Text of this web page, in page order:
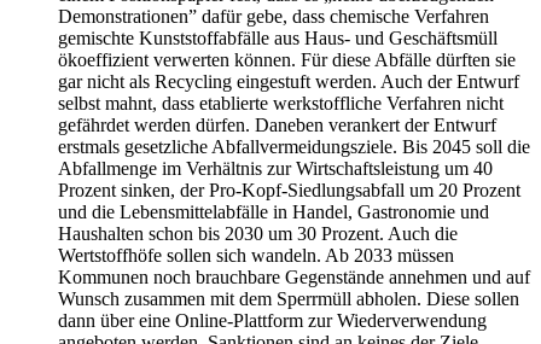
Demonstrationen” dafür gebe, dass chemische Verfahren
gemischte Kunststoffabfälle aus Haus- und Geschäftsmüll
ökoeffizient verwerten können. Für diese Abfälle dürften sie
gar nicht als Recycling eingestuft werden. Auch der Entwurf
selbst mahnt, dass etablierte werkstoffliche Verfahren nicht
gefährdet werden dürfen. Daneben verankert der Entwurf
erstmals gesetzliche Abfallvermeidungsziele. Bis 2045 soll die
Abfallmenge im Verhältnis zur Wirtschaftsleistung um 40
Prozent sinken, der Pro-Kopf-Siedlungsabfall um 20 Prozent
und die Lebensmittelabfälle in Handel, Gastronomie und
Haushalten schon bis 2030 um 30 Prozent. Auch die
Wertstoffhöfe sollen sich wandeln. Ab 2033 müssen
Kommunen noch brauchbare Gegenstände annehmen und auf
Wunsch zusammen mit dem Sperrmüll abholen. Diese sollen
dann über eine Online-Plattform zur Wiederverwendung